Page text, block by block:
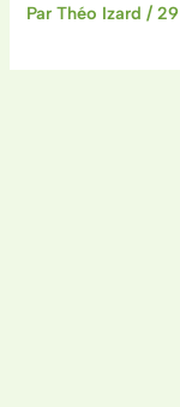
ParThéo Izard/